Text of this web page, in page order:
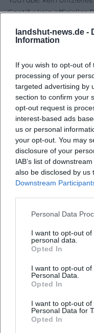
landshut-news.de -
Information
If you wish to opt-out
processing of your
targeted advertising by
section to confirm your
opt-out request is
interest-based ads
us or personal
your opt-out. You may
disclosure of your
IAB’s list of
also be disclosed by us
Downstream
Personal Data
I want to opt-out
personal data.
Opted In
I want to opt-out
Personal Data.
Opted In
I want to opt-out
Personal Data for
Opted In
Spotify: kein offizielles
Quellen:
Reservix - Ein
Universal Music -
Howard Carpendale -
Landshut Live -